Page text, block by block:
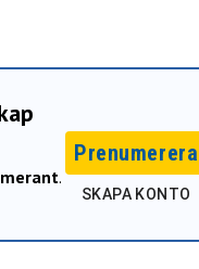
.
Prenumerera
SKAPA KONTO